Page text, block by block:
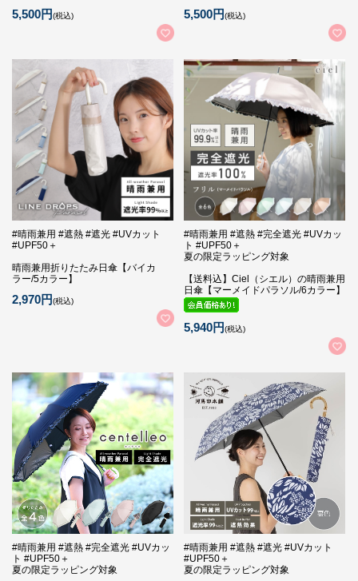
5,500円(税込) 5,500円(税込)
#晴雨兼用 #遮熱 #遮光 #UVカット
#UPF50＋
晴雨兼用折りたたみ日傘【バイカ
ラー/5カラー】
2,970円(税込)
#晴雨兼用 #遮熱 #完全遮光 #UVカッ
ト #UPF50＋
夏の限定ラッピング対象
【送料込】Ciel（シエル）の晴雨兼用
日傘【マーメイドパラソル/6カラー】
5,940円(税込)
#晴雨兼用 #遮熱 #完全遮光 #UVカッ
ト #UPF50＋
夏の限定ラッピング対象
#晴雨兼用 #遮熱 #遮光 #UVカット
#UPF50＋
夏の限定ラッピング対象